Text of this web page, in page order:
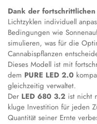
Dank der
Lichtzyklen individuell
Bedingungen wie
simulieren, was für die
Cannabispflanzen
Dieses Modell ist mit
dem PURE LED 2.0
gleichzeitig verwaltet.
Der LED 680 3.2 ist nicht
kluge Investition für jeden
Quantität seiner Ernte